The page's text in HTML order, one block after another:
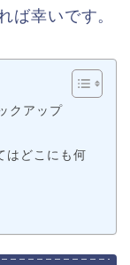
ば幸いです。
クアップ
はどこにも何